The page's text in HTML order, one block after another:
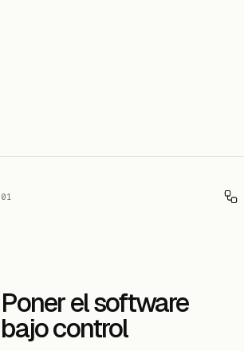
01
Poner el software
bajo control